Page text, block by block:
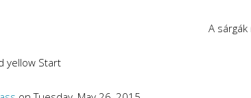
A sárgák
yellow Start